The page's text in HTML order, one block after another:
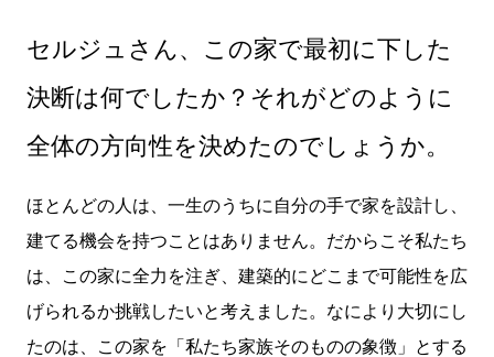
セルジュさん、この家で最初に下した
決断は何でしたか？ それがどのように
全体の方向性を決めたのでしょうか。
ほとんどの人は、一生のうちに自分の手で家を設計し、
建てる機会を持つことはありません。だからこそ私たち
は、この家に全力を注ぎ、建築的にどこまで可能性を広
げられるか挑戦したいと考えました。なにより大切にし
たのは、この家を「私たち家族そのものの象徴」とする